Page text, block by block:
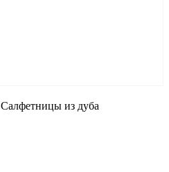
Салфетницы из дуба